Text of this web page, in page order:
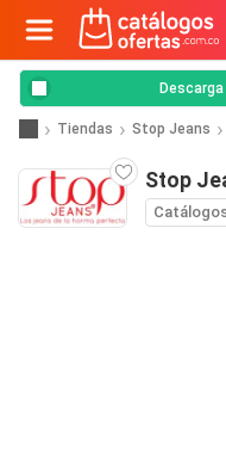
Tiendas Stop Jeans
Stop